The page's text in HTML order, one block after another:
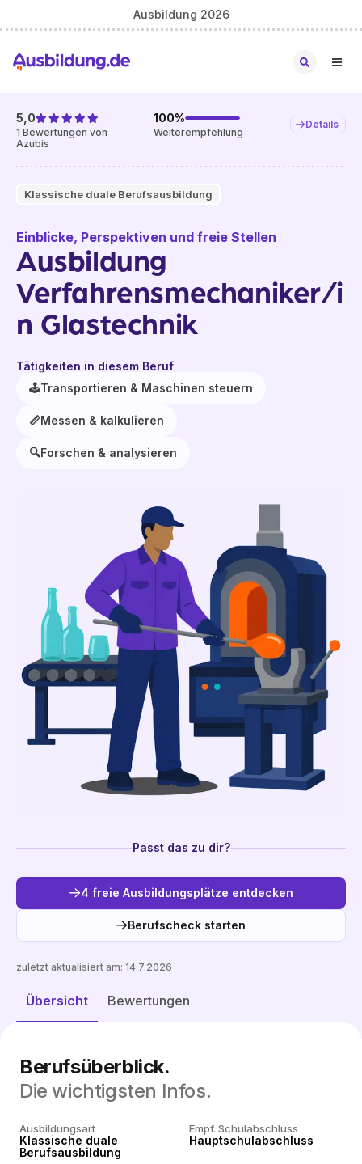
Ausbildung 2026
Klassische duale Berufsausbildung
5,0
1 Bewertungen von
Azubis
100%
Weiterempfehlung
Details
Einblicke, Perspektiven und freie Stellen
Ausbildung
Verfahrensmechaniker/i
n Glastechnik
Tätigkeiten in diesem Beruf
🕹️Transportieren & Maschinen steuern
📏Messen & kalkulieren
🔍Forschen & analysieren
Passt das zu dir?
4 freie Ausbildungsplätze entdecken
Berufscheck starten
Übersicht Bewertungen
zuletzt aktualisiert am: 14.7.2026
Berufsüberblick.
Die wichtigsten Infos.
Ausbildungsart
Klassische duale
Berufsausbildung
Empf. Schulabschluss
Hauptschulabschluss